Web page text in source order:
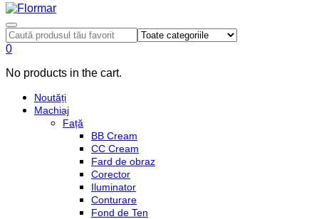
0
No products in the cart.
Noutăți
Machiaj
Față
BB Cream
CC Cream
Fard de obraz
Corector
Iluminator
Conturare
Fond de Ten